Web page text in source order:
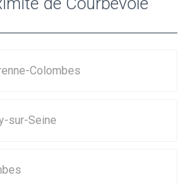
Colombes
sur-Seine